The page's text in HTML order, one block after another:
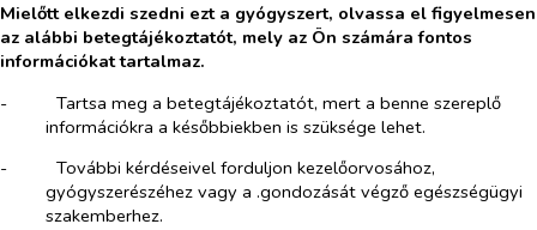
Mielőtt elkezdi szedni ezt a gyógyszert, olvassa el figyelmesen
az alábbi betegtájékoztatót, mely az Ön számára fontos
információkat tartalmaz.
-​
Tartsa meg a betegtájékoztatót, mert a benne szereplő
információkra a későbbiekben is szüksége lehet.
-​
További kérdéseivel forduljon kezelőorvosához,
gyógyszerészéhez vagy a .gondozását végző egészségügyi
szakemberhez.